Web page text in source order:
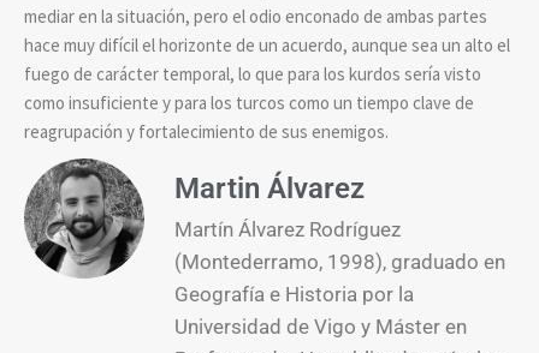
mediar en la situación, pero el odio enconado de ambas partes
hace muy difícil el horizonte de un acuerdo, aunque sea un alto el
fuego de carácter temporal, lo que para los kurdos sería visto
como insuficiente y para los turcos como un tiempo clave de
reagrupación y fortalecimiento de sus enemigos.
Martin Álvarez
Martín Álvarez Rodríguez
(Montederramo, 1998), graduado en
Geografía e Historia por la
Universidad de Vigo y Máster en